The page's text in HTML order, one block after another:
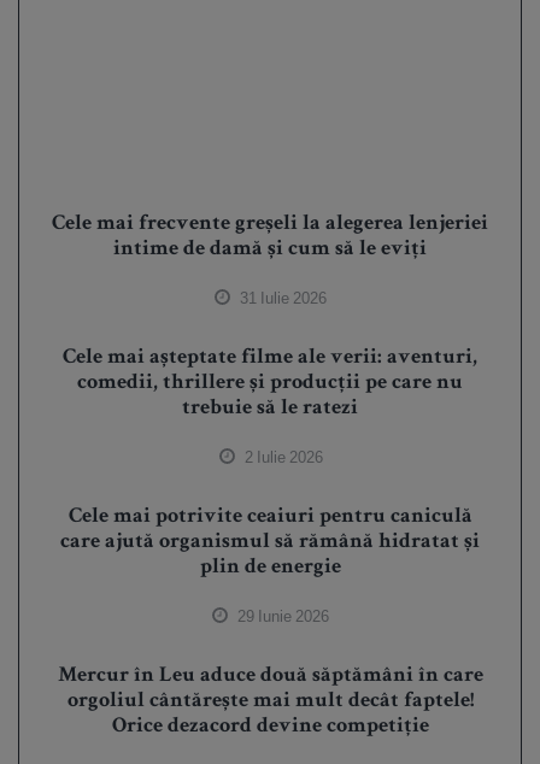
Cele mai frecvente greșeli la alegerea lenjeriei
intime de damă și cum să le eviți
31 Iulie 2026
Cele mai așteptate filme ale verii: aventuri,
comedii, thrillere și producții pe care nu
trebuie să le ratezi
2 Iulie 2026
Cele mai potrivite ceaiuri pentru caniculă
care ajută organismul să rămână hidratat și
plin de energie
29 Iunie 2026
Mercur în Leu aduce două săptămâni în care
orgoliul cântărește mai mult decât faptele!
Orice dezacord devine competiție